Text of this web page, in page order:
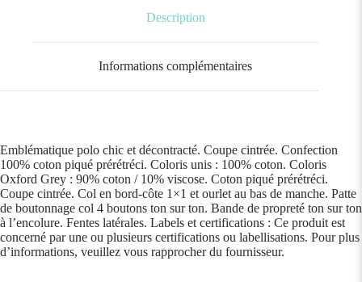
Description
Informations complémentaires
Emblématique polo chic et décontracté. Coupe cintrée. Confection
100% coton piqué prérétréci. Coloris unis : 100% coton. Coloris
Oxford Grey : 90% coton / 10% viscose. Coton piqué prérétréci.
Coupe cintrée. Col en bord-côte 1×1 et ourlet au bas de manche. Patte
de boutonnage col 4 boutons ton sur ton. Bande de propreté ton sur ton
à l’encolure. Fentes latérales. Labels et certifications : Ce produit est
concerné par une ou plusieurs certifications ou labellisations. Pour plus
d’informations, veuillez vous rapprocher du fournisseur.